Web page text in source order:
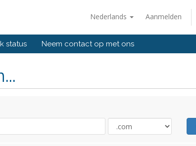
Nederlands Aanmelden
status Neem contact op met ons